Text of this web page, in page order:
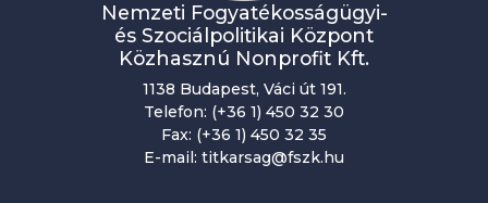
Nemzeti Fogyatékosságügyi-
és Szociálpolitikai Központ
Közhasznú Nonprofit Kft.
1138 Budapest, Váci út 191.
Telefon: (+36 1) 450 32 30
Fax: (+36 1) 450 32 35
E-mail: titkarsag@fszk.hu